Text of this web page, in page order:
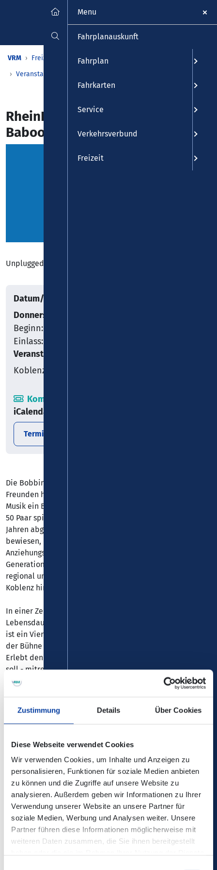
Zustimmung Details Über Cookies
Diese Webseite verwendet Cookies
Wir verwenden Cookies, um Inhalte und Anzeigen zu
personalisieren, Funktionen für soziale Medien anbieten
zu können und die Zugriffe auf unsere Website zu
analysieren. Außerdem geben wir Informationen zu Ihrer
Verwendung unserer Website an unsere Partner für
soziale Medien, Werbung und Analysen weiter. Unsere
Partner führen diese Informationen möglicherweise mit
weiteren Daten zusammen, die Sie ihnen bereitgestellt
VRM Freizeit
Veranstaltungen & Kalender
Veranstaltungen
RheinPuls - The Wild Bobbin'
Baboons
Unplugged
Datum/Uhrzeit
Donnerstag, 27.06.2024
Beginn: 19:00
Einlass: 18:00
Veranstaltungsort
Koblenz
Kombiticket
iCalendar
Termin exportieren
Die Bobbin‘ Baboons sind seit mehr als 30 Jahren den
Freunden handgemachter und mitreißender Rock‘n‘Roll-
Musik ein Begriff. 1000 Auftritte, 2000 Dosen Haarlack und
50 Paar spitze Schuhe haben die „Baboons“ in diesen
Jahren abgeliefert, versprüht und zerschlissen und dabei
bewiesen, dass die Musik der 50er Jahre nichts von ihrer
Anziehungskraft verloren hat und über alle
Generationsgrenzen hinweg zu begeistern vermag -
regional und weit über die heimischen Grenzen von
Koblenz hinaus.
In einer Zeit, in der Popularität oft eine kürzere
Lebensdauer hat als die Mindesthaltbarkeit von Joghurt
ist ein Vierteljahrhundert ununterbrochene Präsenz auf
der Bühne schon bemerkenswert.
Erlebt den Rock’n’Roll der Golden Fifties so wie er sein
soll - mitreissend und energiegeladen! Und immer mit
einem Augenzwinkern!
Ort: Casinobühne, Festung Ehrenbreitstein
Einlass: 18.00 Uhr
Beginn: 19.00 Uhr
Kategorie 1 = Sitzplatz mit ALL YOU CAN EAT - BBQ-BUFFET
und Getränkeservice am Platz für 29,90 € - ggf. werden
kleinere Gruppen zusammen platziert.
Menu
Fahrplanauskunft
Fahrplan
Fahrkarten
Service
Verkehrsverbund
Freizeit